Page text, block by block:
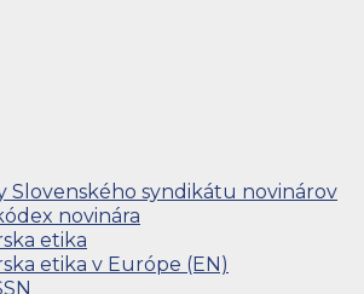
Slovenského syndikátu novinárov
novinára
etika
etika v Európe (EN)